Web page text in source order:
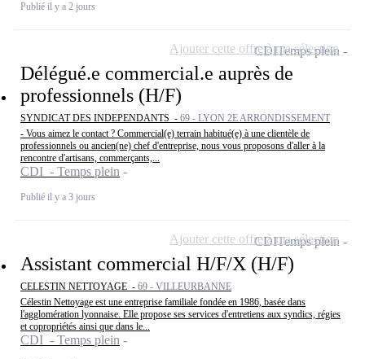
Publié il y a 2 jours
Délégué.e commercial.e auprès de
professionnels (H/F)
SYNDICAT DES INDEPENDANTS - 69 - LYON 2E ARRONDISSEMENT
- Vous aimez le contact ? Commercial(e) terrain habitué(e) à une clientèle de
professionnels ou ancien(ne) chef d'entreprise, nous vous proposons d'aller à la
rencontre d'artisans, commerçants,...
CDI - Temps plein
Publié il y a 3 jours
CDITemps plein
Ajouter cette offre à ma sélection
Assistant commercial H/F/X (H/F)
CELESTIN NETTOYAGE - 69 - VILLEURBANNE
Célestin Nettoyage est une entreprise familiale fondée en 1986, basée dans
l'agglomération lyonnaise. Elle propose ses services d'entretiens aux syndics, régies
et copropriétés ainsi que dans le...
CDI - Temps plein
CDITemps plein
Ajouter cette offre à ma sélection